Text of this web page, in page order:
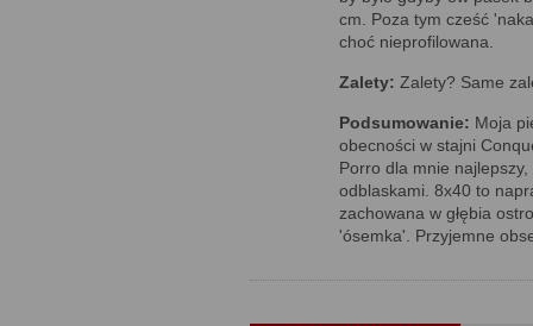
cm. Poza tym cześć
choć nieprofilowana.
Zalety: Zalety? Same
Podsumowanie: Moja
obecności w stajni
Porro dla mnie
odblaskami. 8x40 to
zachowana w głębia
'ósemka'. Przyjemne